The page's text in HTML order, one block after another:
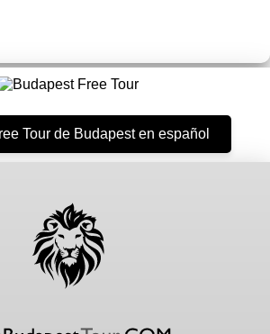
Tour de Budapest en español